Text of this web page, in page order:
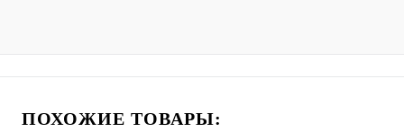
ПОХОЖИЕ ТОВАРЫ: